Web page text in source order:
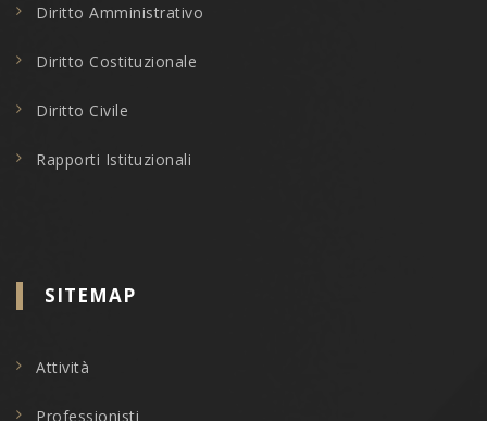
Diritto Amministrativo
Diritto Costituzionale
Diritto Civile
Rapporti Istituzionali
SITEMAP
Attività
Professionisti